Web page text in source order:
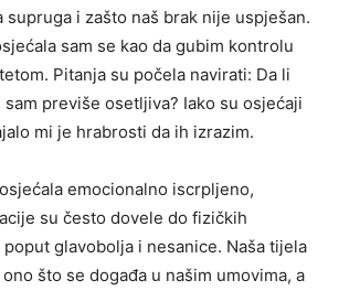
supruga i zašto naš brak nije uspješan.
sam se kao da gubim kontrolu
Pitanja su počela navirati: Da li
previše osetljiva? Iako su osjećaji
mi je hrabrosti da ih izrazim.
emocionalno iscrpljeno,
su često dovele do fizičkih
glavobolja i nesanice. Naša tijela
što se događa u našim umovima, a